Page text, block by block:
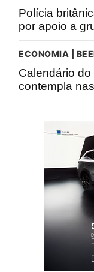
Polícia
por apoio a
ECONOMIA |
Calendário
contempla